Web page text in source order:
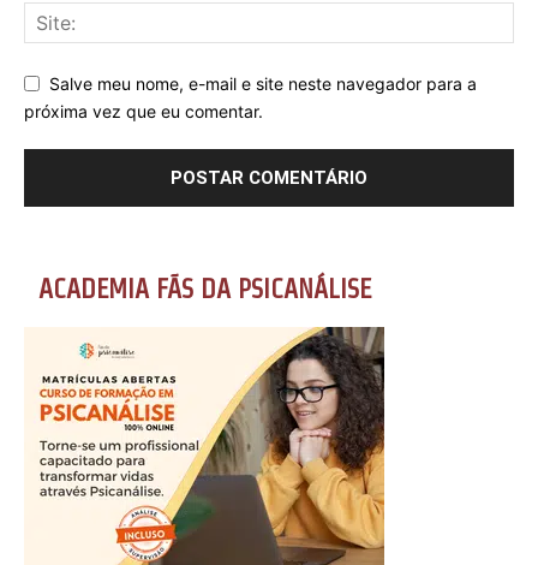
Salve meu nome, e-mail e site neste navegador para a
próxima vez que eu comentar.
ACADEMIA FÃS DA PSICANÁLISE